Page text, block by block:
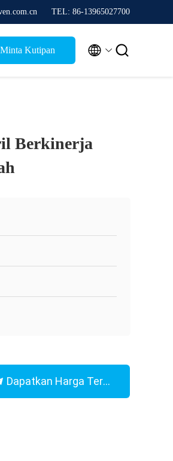
TEL: 86-13965027700
Minta Kutipan  
Berkinerja
Dapatkan Harga Terbaik